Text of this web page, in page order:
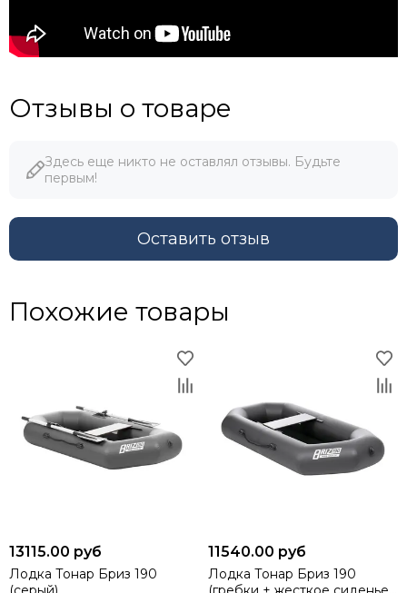
Отзывы о товаре
Здесь еще никто не оставлял отзывы. Будьте
первым!
Оставить отзыв
Похожие товары
13115.00 руб
Лодка Тонар Бриз 190
11540.00 руб
Лодка Тонар Бриз 190